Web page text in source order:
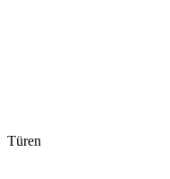
Türen